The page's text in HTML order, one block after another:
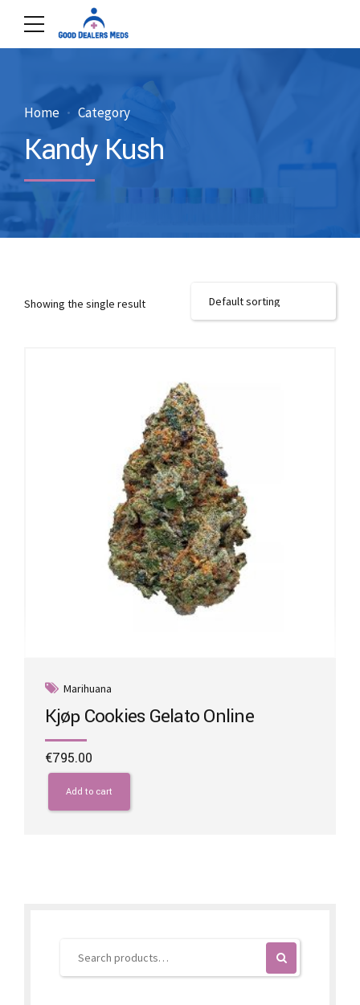
Home Category
Kandy Kush
Showing the single result
Marihuana
Kjøp Cookies Gelato Online
€795.00
Add to cart